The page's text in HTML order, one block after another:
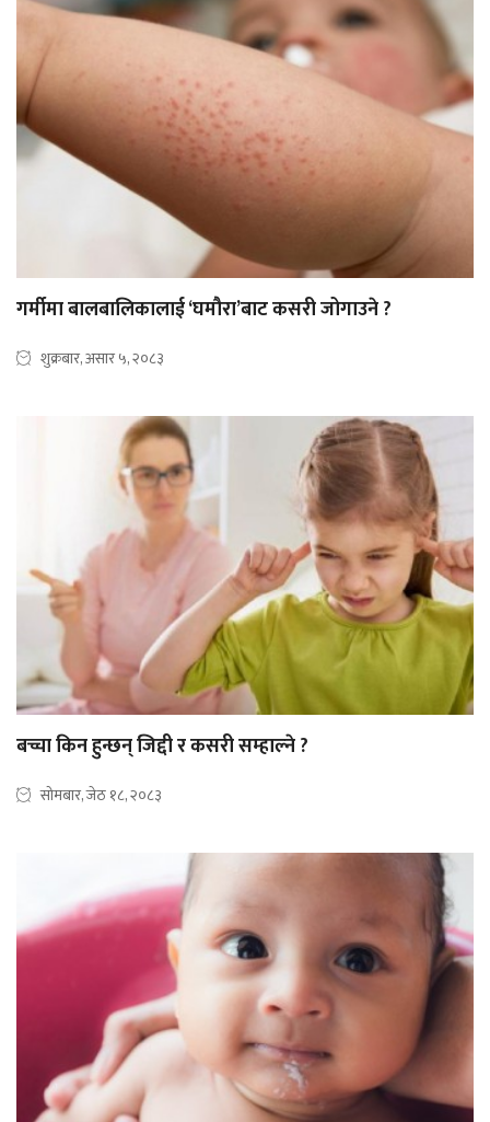
गर्मीमा बालबालिकालाई ‘घमौरा’बाट कसरी जोगाउने ?
शुक्रबार, असार ५, २०८३
बच्चा किन हुन्छन् जिद्दी र कसरी सम्हाल्ने ?
सोमबार, जेठ १८, २०८३